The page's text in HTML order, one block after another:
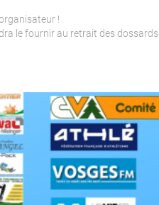
!
le fournir au retrait des dossards